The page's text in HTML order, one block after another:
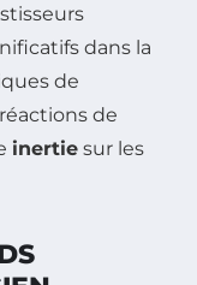
dans la
de
de
inertie sur les